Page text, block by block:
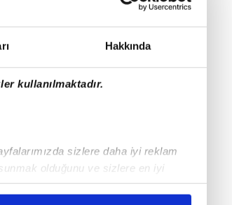
Hakkında
kullanılmaktadır.
sizlere daha iyi reklam
olduğunu ve sizlere en iyi
maliyetlerimizi karşılamak